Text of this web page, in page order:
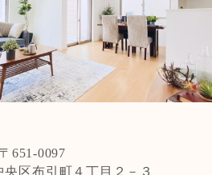
〒651-0097
区布引町４丁目２－３